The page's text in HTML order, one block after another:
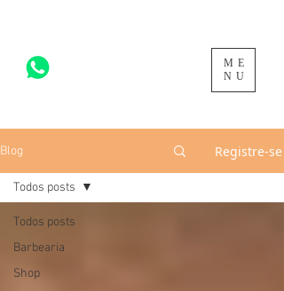
ME
NU
Blog Registre-se
Todos posts
Barbearia
Shop
Todos posts